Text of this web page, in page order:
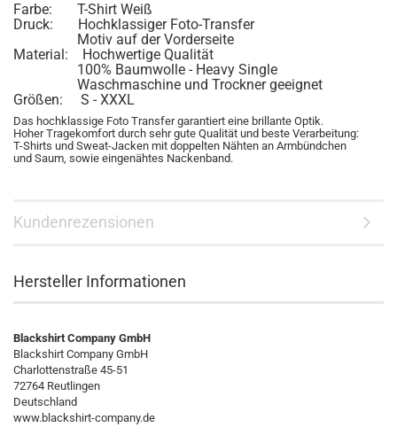
Farbe: T-Shirt Weiß
Druck: Hochklassiger Foto-Transfer
Motiv auf der Vorderseite
Material: Hochwertige Qualität
100% Baumwolle - Heavy Single
Waschmaschine und Trockner geeignet
Größen: S - XXXL
Das hochklassige Foto Transfer garantiert eine brillante Optik.
Hoher Tragekomfort durch sehr gute Qualität und beste Verarbeitung:
T-Shirts und Sweat-Jacken mit doppelten Nähten an Armbündchen
und Saum, sowie eingenähtes Nackenband.
Kundenrezensionen
Hersteller Informationen
Blackshirt Company GmbH
Blackshirt Company GmbH
Charlottenstraße 45-51
72764 Reutlingen
Deutschland
www.blackshirt-company.de